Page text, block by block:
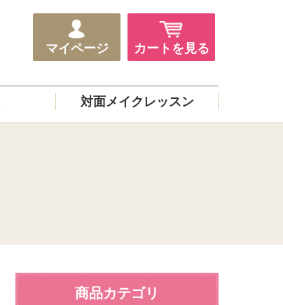
マイページ カートを見る
対面メイクレッスン
商品カテゴリ